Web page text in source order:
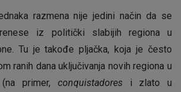
razmena nije jedini način da se
iz politički slabijih regiona u
Tu je takođe pljačka, koja je često
ranih dana uključivanja novih regiona u
primer, conquistadoresi zlato u